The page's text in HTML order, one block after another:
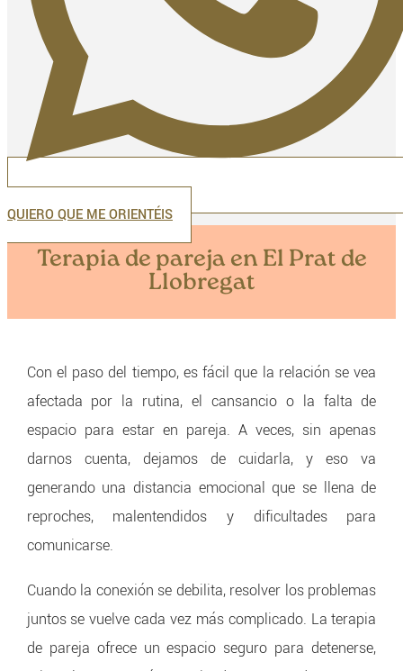
QUIERO QUE ME ORIENTÉIS
Terapia de pareja en El Prat de
Llobregat
Con el paso del tiempo, es fácil que la relación se vea
afectada por la rutina, el cansancio o la falta de
espacio para estar en pareja. A veces, sin apenas
darnos cuenta, dejamos de cuidarla, y eso va
generando una distancia emocional que se llena de
reproches, malentendidos y dificultades para
comunicarse.
Cuando la conexión se debilita, resolver los problemas
juntos se vuelve cada vez más complicado. La terapia
de pareja ofrece un espacio seguro para detenerse,